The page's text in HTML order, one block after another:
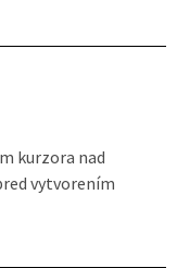
kurzora nad
vytvorením